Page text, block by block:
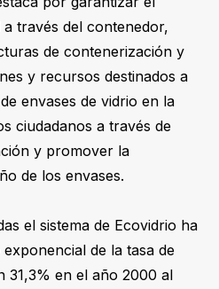
través del contenedor,
de contenerización y
y recursos destinados a
envases de vidrio en la
ciudadanos a través de
y promover la
de los envases.
el sistema de Ecovidrio ha
de la tasa de
31,3% en el año 2000 al